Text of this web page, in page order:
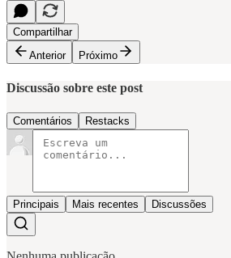
Compartilhar
Anterior
Próximo
Discussão sobre este post
Comentários Restacks
Principais Mais recentes Discussões